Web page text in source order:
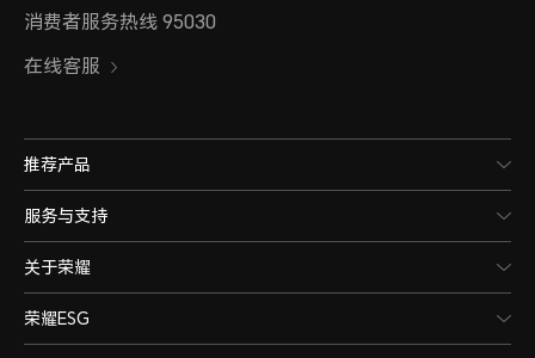
消费者服务热线 95030
在线客服
推荐产品
服务与支持
关于荣耀
荣耀ESG